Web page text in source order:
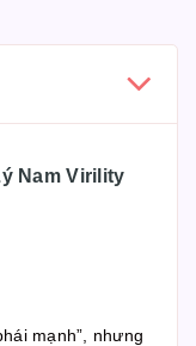
Nam Virility
mạnh”, nhưng